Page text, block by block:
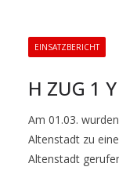
EINSATZBERICHT
H ZUG 1 Y
Am 01.03.
Altenstadt zu
Altenstadt